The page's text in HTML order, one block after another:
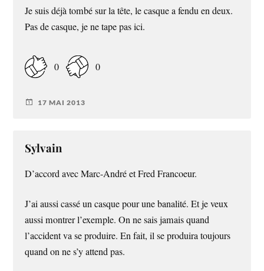
Je suis déjà tombé sur la tête, le casque a fendu en deux.
Pas de casque, je ne tape pas ici.
0 0
17 MAI 2013
Sylvain
D’accord avec Marc-André et Fred Francoeur.
J’ai aussi cassé un casque pour une banalité. Et je veux
aussi montrer l’exemple. On ne sais jamais quand
l’accident va se produire. En fait, il se produira toujours
quand on ne s’y attend pas.